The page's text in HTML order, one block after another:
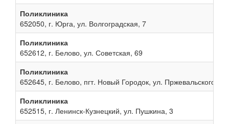
Поликлиника
652050, г. Юрга, ул. Волгоградская, 7
Поликлиника
652612, г. Белово, ул. Советская, 69
Поликлиника
652645, г. Белово, пгт. Новый Городок, ул. Пржевальского, 13
Поликлиника
652515, г. Ленинск-Кузнецкий, ул. Пушкина, 3